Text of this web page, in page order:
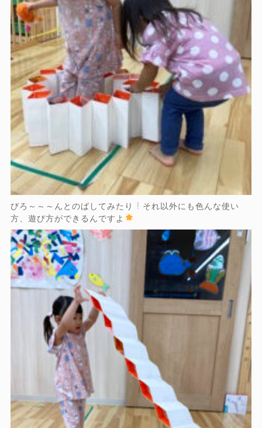
びろ～～～んとのばしてみたり
それ以外にも色んな使い
方、遊び方ができるんですよ